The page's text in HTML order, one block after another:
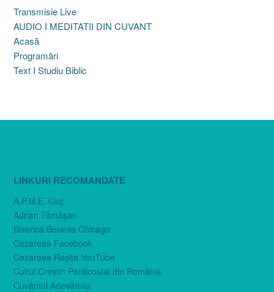
Transmisie Live
AUDIO I MEDITATII DIN CUVANT
Acasă
Programări
Text I Studiu Biblic
LINKURI RECOMANDATE
A.P.M.E. Cluj
Adrian Tămăşan
Biserica Betania Chicago
Cezareea Facebook
Cezareea Reşiţa YouTube
Cultul Creştin Penticostal din România
Cuvântul Adevărului